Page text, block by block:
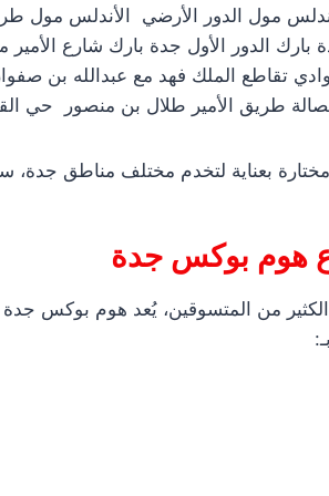
مول الدور الأرضي الأندلس مول طريق
بارك الدور الأول جدة بارك شارع الأمير
تقاطع الملك فهد مع عبدالله بن صفوان حي
طريق الأمير طلال بن منصور حي القرية
بعناية لتخدم مختلف مناطق جدة،
هوم بوكس جدة
الكثير من المتسوقين، يُعد هوم بوكس